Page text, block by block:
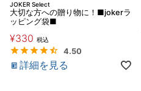
JOKER Select
大切な方への贈り物に！■jokerラ
ッピング袋■
¥330 税込
4.50
詳細を見る